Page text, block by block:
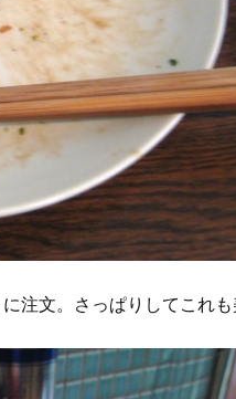
注文。さっぱりしてこれも